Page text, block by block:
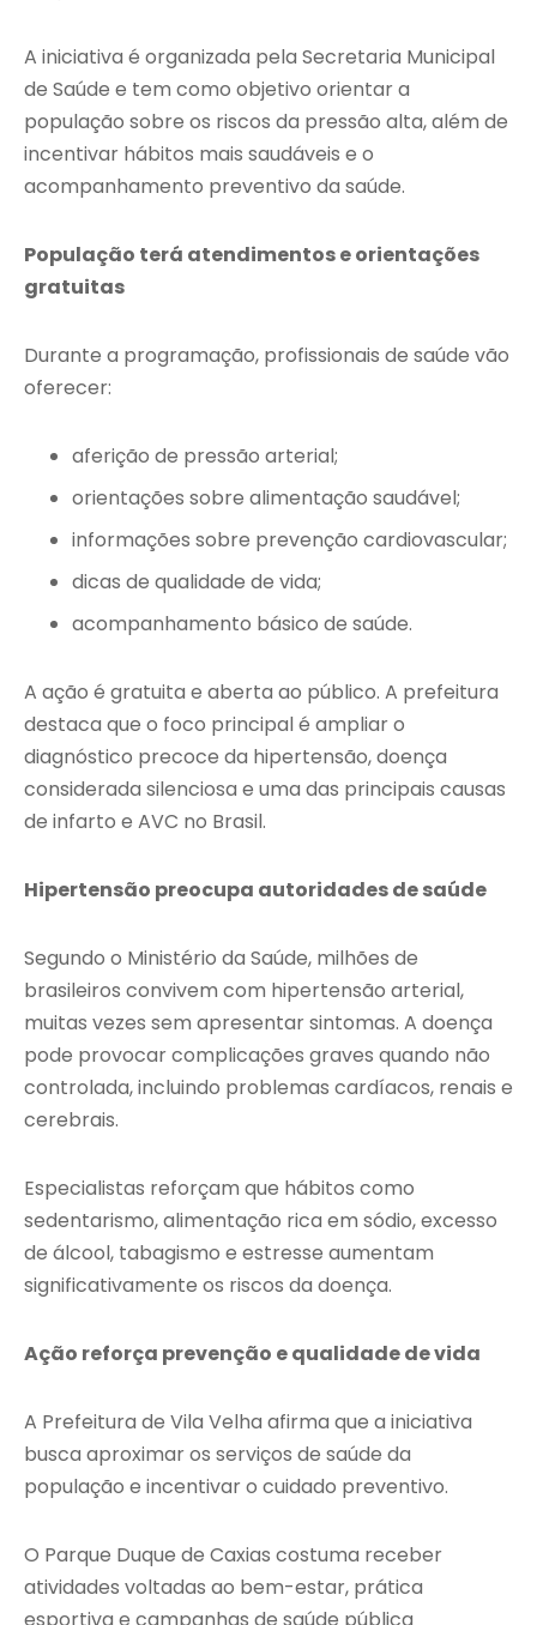
A iniciativa é organizada pela Secretaria Municipal
de Saúde e tem como objetivo orientar a
população sobre os riscos da pressão alta, além de
incentivar hábitos mais saudáveis e o
acompanhamento preventivo da saúde.
População terá atendimentos e orientações
gratuitas
Durante a programação, profissionais de saúde vão
oferecer:
aferição de pressão arterial;
orientações sobre alimentação saudável;
informações sobre prevenção cardiovascular;
dicas de qualidade de vida;
acompanhamento básico de saúde.
A ação é gratuita e aberta ao público. A prefeitura
destaca que o foco principal é ampliar o
diagnóstico precoce da hipertensão, doença
considerada silenciosa e uma das principais causas
de infarto e AVC no Brasil.
Hipertensão preocupa autoridades de saúde
Segundo o Ministério da Saúde, milhões de
brasileiros convivem com hipertensão arterial,
muitas vezes sem apresentar sintomas. A doença
pode provocar complicações graves quando não
controlada, incluindo problemas cardíacos, renais e
cerebrais.
Especialistas reforçam que hábitos como
sedentarismo, alimentação rica em sódio, excesso
de álcool, tabagismo e estresse aumentam
significativamente os riscos da doença.
Ação reforça prevenção e qualidade de vida
A Prefeitura de Vila Velha afirma que a iniciativa
busca aproximar os serviços de saúde da
população e incentivar o cuidado preventivo.
O Parque Duque de Caxias costuma receber
atividades voltadas ao bem-estar, prática
esportiva e campanhas de saúde pública